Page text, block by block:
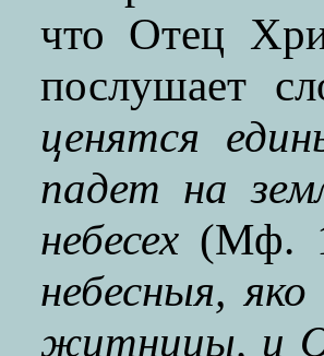
что Отец
послушает
ценятся
падет на
небесех(Мф.
небесныя,
житницы, и